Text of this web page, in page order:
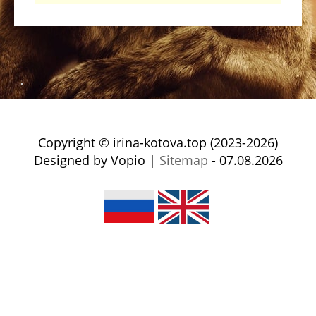
Copyright © irina-kotova.top (2023-2026)
Designed by Vopio | Sitemap - 07.08.2026